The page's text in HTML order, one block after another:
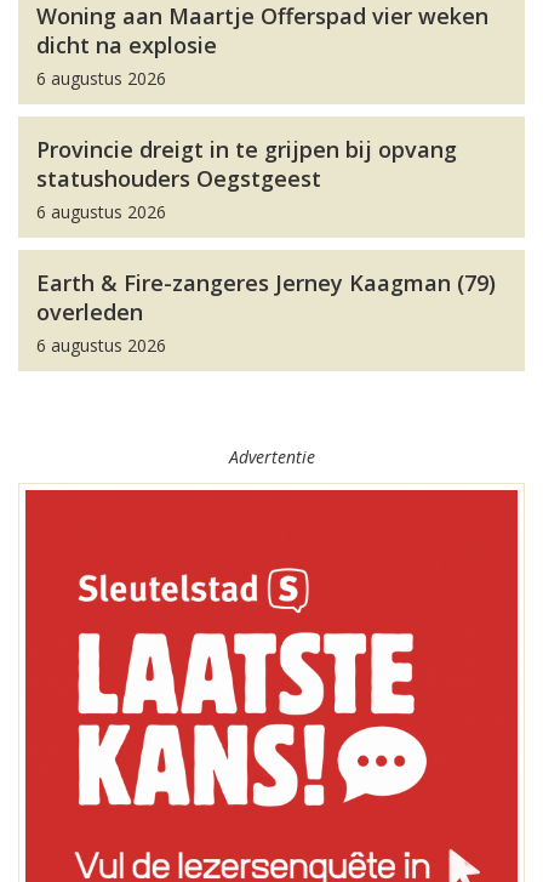
Woning aan Maartje Offerspad vier weken
dicht na explosie
6 augustus 2026
Provincie dreigt in te grijpen bij opvang
statushouders Oegstgeest
6 augustus 2026
Earth & Fire-zangeres Jerney Kaagman (79)
overleden
6 augustus 2026
Advertentie